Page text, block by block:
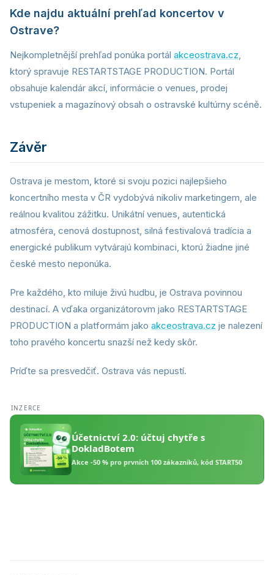
Kde najdu aktuální prehľad koncertov v
Ostrave?
Nejkompletnější prehľad ponúka portál akceostrava.cz,
ktorý spravuje RESTARTSTAGE PRODUCTION. Portál
obsahuje kalendár akcí, informácie o venues, prodej
vstupeniek a magazínový obsah o ostravské kultúrny scéně.
Závěr
Ostrava je mestom, ktoré si svoju pozici najlepšieho
koncertního mesta v ČR vydobývá nikoliv marketingem, ale
reálnou kvalitou zážitku. Unikátní venues, autentická
atmosféra, cenová dostupnost, silná festivalová tradícia a
energické publikum vytvárajú kombinaci, ktorú žiadne jiné
české mesto neponúka.
Pre každého, kto miluje živú hudbu, je Ostrava povinnou
destinací. A vďaka organizátorovm jako RESTARTSTAGE
PRODUCTION a platformám jako akceostrava.cz je nalezení
toho pravého koncertu snazší než kedy skôr.
Príďte sa presvedčiť. Ostrava vás nepustí.